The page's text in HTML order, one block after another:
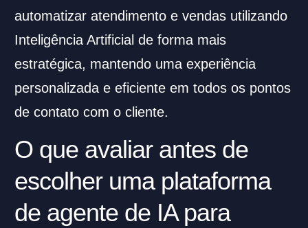
automatizar atendimento e vendas utilizando
Inteligência Artificial de forma mais
estratégica, mantendo uma experiência
personalizada e eficiente em todos os pontos
de contato com o cliente.
O que avaliar antes de
escolher uma plataforma
de agente de IA para